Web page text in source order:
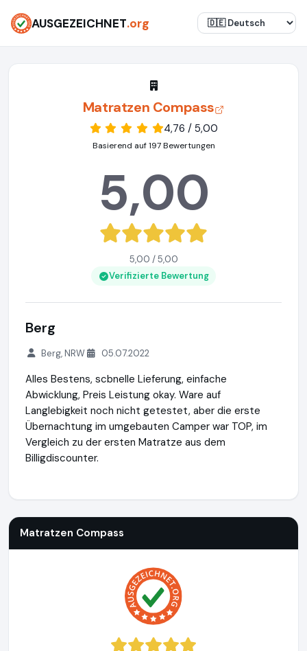
AUSGEZEICHNET.org
Matratzen Compass
4,76 / 5,00
Basierend auf 197 Bewertungen
5,00
5,00 / 5,00
Verifizierte Bewertung
Berg
Berg, NRW 05.07.2022
Alles Bestens, scbnelle Lieferung, einfache
Abwicklung, Preis Leistung okay. Ware auf
Langlebigkeit noch nicht getestet, aber die erste
Übernachtung im umgebauten Camper war TOP, im
Vergleich zu der ersten Matratze aus dem
Billigdiscounter.
Matratzen Compass